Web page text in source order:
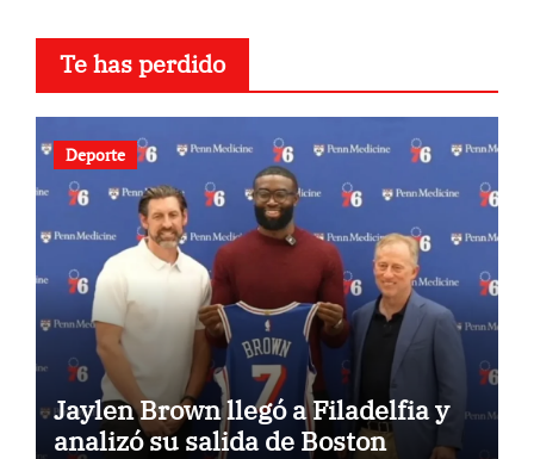
Te has perdido
Deporte
Jaylen Brown llegó a Filadelfia y
analizó su salida de Boston